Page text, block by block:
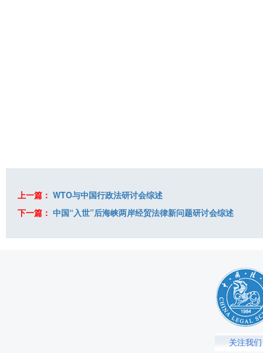
上一篇： WTO与中国行政法研讨会综述
下一篇： 中国“入世”后海峡两岸经贸法律新问题研讨会综述
关注我们